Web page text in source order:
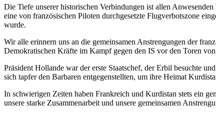
Die Tiefe unserer historischen Verbindungen ist allen
eine von französischen Piloten durchgesetzte Flugverbotszone
wurde.
Wir alle erinnern uns an die gemeinsamen Anstrengungen der
Demokratischen Kräfte im Kampf gegen den IS vor den Toren
Präsident Hollande war der erste Staatschef, der Erbil besuchte
sich tapfer den Barbaren entgegenstellten, um ihre Heimat
In schwierigen Zeiten haben Frankreich und Kurdistan stets ein
unsere starke Zusammenarbeit und unsere gemeinsamen